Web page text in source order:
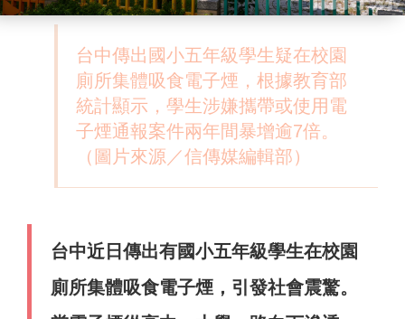
台中傳出國小五年級學生疑在校園
廁所集體吸食電子煙，根據教育部
統計顯示，學生涉嫌攜帶或使用電
子煙通報案件兩年間暴增逾7倍。
（圖片來源／信傳媒編輯部）
台中近日傳出有國小五年級學生在校園
廁所集體吸食電子煙，引發社會震驚。